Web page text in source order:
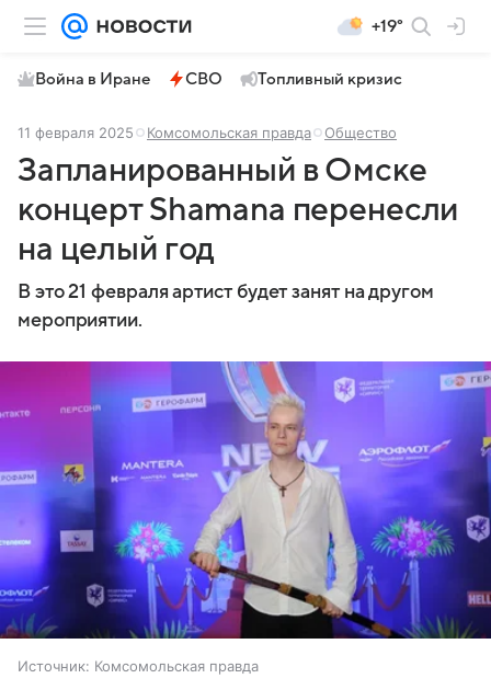
+19°
Война в Иране СВО Топливный кризис
11 февраля 2025 Комсомольская правда Общество
Запланированный в Омске
концерт Shamanа перенесли
на целый год
В это 21 февраля артист будет занят на другом
мероприятии.
Источник: Комсомольская правда